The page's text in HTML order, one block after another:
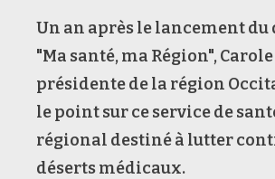
Un an après le lancement
"Ma santé, ma Région",
présidente de la région
le point sur ce service de
régional destiné à lutter
déserts médicaux.